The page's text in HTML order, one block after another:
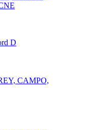
D
CAMPO,